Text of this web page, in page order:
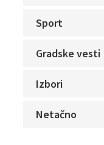
Sport
Gradske vesti
Izbori
Netačno